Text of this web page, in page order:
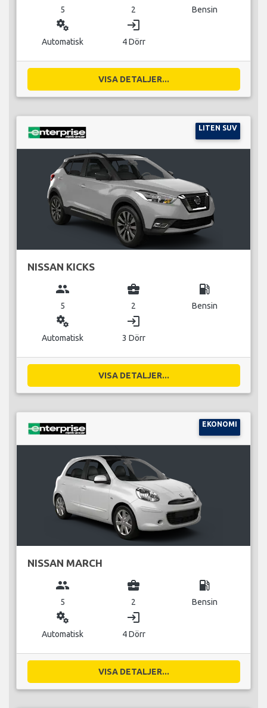
5 2 Bensin
miscellaneous_services
Automatisk
login
4 Dörr
VISA DETALJER...
LITEN SUV
NISSAN KICKS
group
5
business_center
2
local_gas_station
Bensin
miscellaneous_services
Automatisk
login
3 Dörr
VISA DETALJER...
EKONOMI
NISSAN MARCH
group
5
business_center
2
local_gas_station
Bensin
miscellaneous_services
Automatisk
login
4 Dörr
VISA DETALJER...